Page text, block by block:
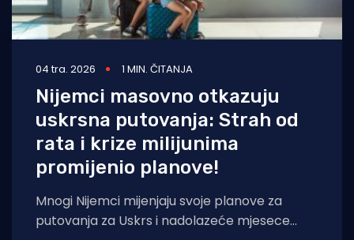
Tradicija i kultura
04 tra. 2026 1 MIN. ČITANJA
Nijemci masovno otkazuju
uskrsna putovanja: Strah od
rata i krize milijunima
promijenio planove!
Mnogi Nijemci mijenjaju svoje planove za
putovanja za Uskrs i nadolazeće mjesece